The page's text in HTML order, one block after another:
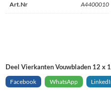
Art.Nr A4400010
Deel Vierkanten Vouwbladen 12 x
Facebook
WhatsApp